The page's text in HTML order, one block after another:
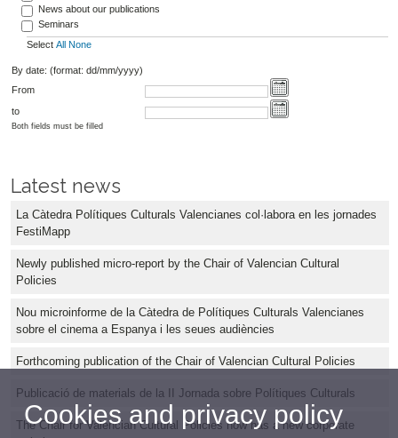
News about our publications
Seminars
Select All None
By date: (format: dd/mm/yyyy)
From
to
Both fields must be filled
Latest news
La Càtedra Polítiques Culturals Valencianes col·labora en les jornades
FestiMapp
Newly published micro-report by the Chair of Valencian Cultural
Policies
Nou microinforme de la Càtedra de Polítiques Culturals Valencianes
sobre el cinema a Espanya i les seues audiències
Forthcoming publication of the Chair of Valencian Cultural Policies
Publicació de materials de la II Jornada sobre Polítiques Culturals
The Chair for Valencian Cultural Policies now has a new corporate
Cookies and privacy policy